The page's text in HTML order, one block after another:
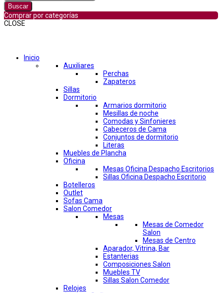
Buscar
Comprar por categorías
CLOSE
Inicio
Auxiliares
Perchas
Zapateros
Sillas
Dormitorio
Armarios dormitorio
Mesillas de noche
Comodas y Sinfonieres
Cabeceros de Cama
Conjuntos de dormitorio
Literas
Muebles de Plancha
Oficina
Mesas Oficina Despacho Escritorios
Sillas Oficina Despacho Escritorio
Botelleros
Outlet
Sofas Cama
Salon Comedor
Mesas
Mesas de Comedor
Salon
Mesas de Centro
Aparador, Vitrina, Bar
Estanterias
Composiciones Salon
Muebles TV
Sillas Salon Comedor
Relojes